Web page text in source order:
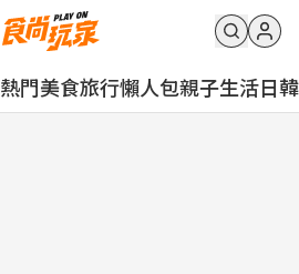
熱門美食旅行懶人包親子生活日韓